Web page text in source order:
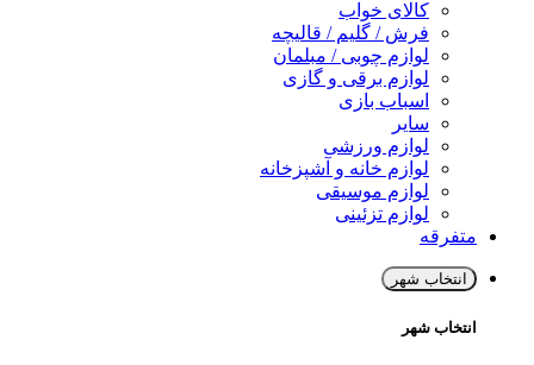
کالای خواب
فرش / گلیم / قالیچه
لوازم چوبی / مبلمان
لوازم برقی و گازی
اسباب بازی
سایر
لوازم ورزشی
لوازم خانه و آشپزخانه
لوازم موسیقی
لوازم تزئینی
متفرقه
انتخاب شهر
انتخاب شهر